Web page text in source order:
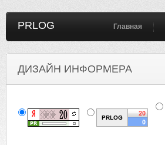
PRLOG Главная
ДИЗАЙН ИНФОРМЕРА